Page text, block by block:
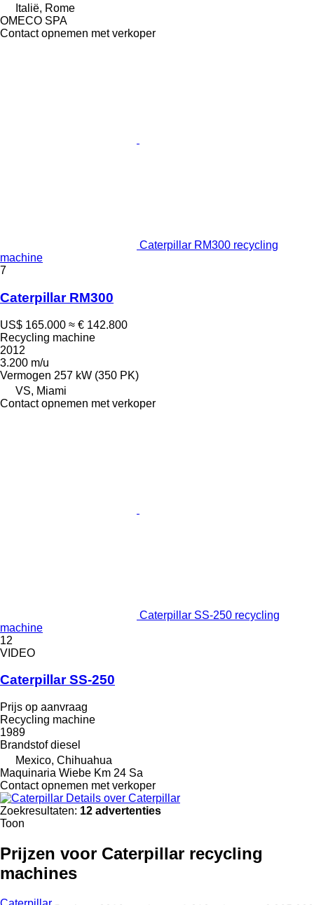
Italië, Rome
OMECO SPA
Contact opnemen met verkoper
Caterpillar RM300 recycling
machine
7
Caterpillar RM300
US$ 165.000 ≈ € 142.800
Recycling machine
2012
3.200 m/u
Vermogen 257 kW (350 PK)
VS, Miami
Contact opnemen met verkoper
Caterpillar SS-250 recycling
machine
12
VIDEO
Caterpillar SS-250
Prijs op aanvraag
Recycling machine
1989
Brandstof diesel
Mexico, Chihuahua
Maquinaria Wiebe Km 24 Sa
Contact opnemen met verkoper
Details over Caterpillar
Zoekresultaten: 12 advertenties
Toon
Prijzen voor Caterpillar recycling
machines